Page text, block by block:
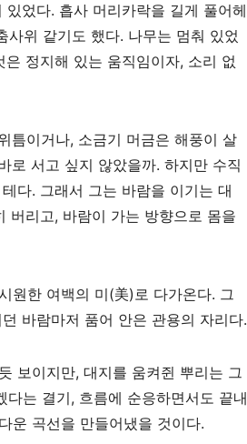
었다. 흡사 머리카락을 길게 풀어헤
위 같기도 했다. 나무는 멈춰 있었
정지해 있는 움직임이자, 소리 없
틈이거나, 소금기 머금은 해풍이 살
로 서고 싶지 않았을까. 하지만 수직
다. 그래서 그는 바람을 이기는 대
버리고, 바람이 가는 방향으로 몸을
원한 여백의 미(美)로 다가온다. 그
바람마저 품어 안은 관용의 자리다.
보이지만, 대지를 움켜쥔 뿌리는 그
는 결기, 흐름에 순응하면서도 끝내
운 곡선을 만들어냈을 것이다.